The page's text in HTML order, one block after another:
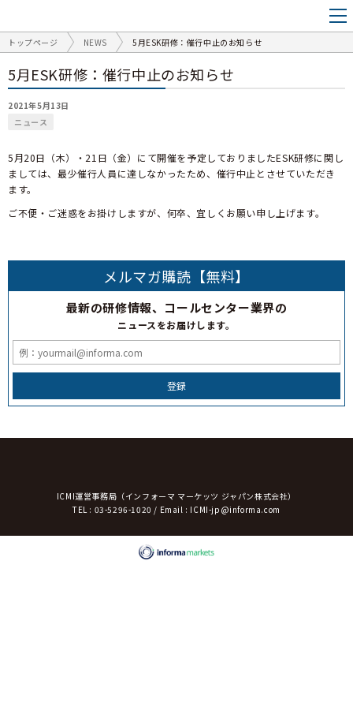
トップページ NEWS 5月ESK研修：催行中止のお知らせ
5月ESK研修：催行中止のお知らせ
2021年5月13日
ニュース
5月20日（木）・21日（金）にて開催を予定しておりましたESK研修に関し
ましては、最少催行人員に達しなかったため、催行中止とさせていただき
ます。
ご不便・ご迷惑をお掛けしますが、何卒、宜しくお願い申し上げます。
メルマガ購読【無料】
最新の研修情報、コールセンター業界の
ニュースをお届けします。
登録
ICMI運営事務局（インフォーマ マーケッツ ジャパン株式会社）
TEL : 03-5296-1020 / Email : ICMI-jp@informa.com